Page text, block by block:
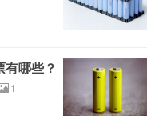
哪些？
1